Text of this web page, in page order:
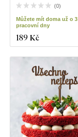
(0)
Můžete mít doma už o 3
pracovní dny
189 Kč